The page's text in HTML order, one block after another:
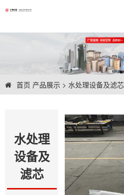
首页 产品展示 > 水处理设备及滤芯
水处理
设备及
滤芯